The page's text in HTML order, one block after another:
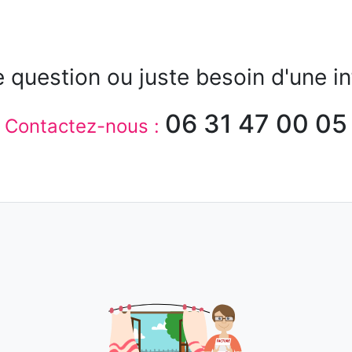
question ou juste besoin d'une
Contactez-nous : 06 31 47 00 05